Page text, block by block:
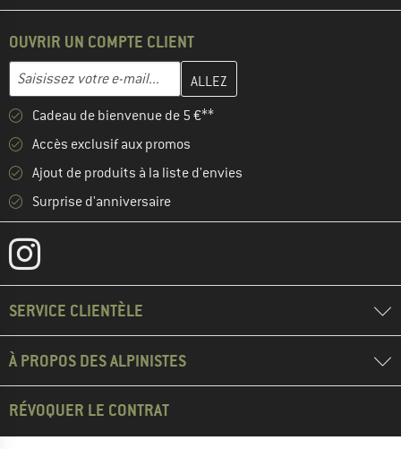
OUVRIR UN COMPTE CLIENT
Adresse e-mail
Entrez votre adresse e-mail ici et créez votre compte client à la
Cadeau de bienvenue de 5 €**
Accès exclusif aux promos
Ajout de produits à la liste d'envies
Surprise d'anniversaire
SERVICE CLIENTÈLE
À PROPOS DES ALPINISTES
RÉVOQUER LE CONTRAT